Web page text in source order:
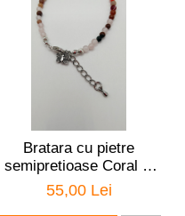
Bratara cu pietre
semipretioase Coral si
Ametist
55,00 Lei